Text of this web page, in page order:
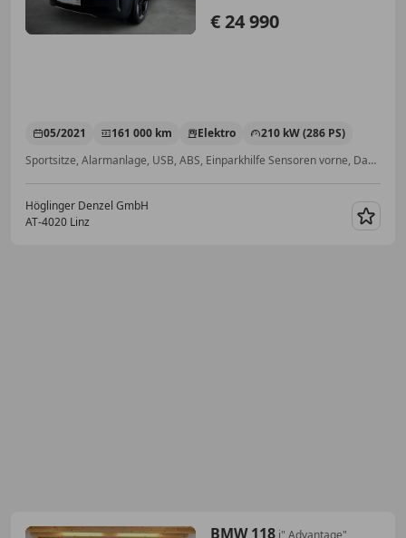
€ 24 990
05/2021 161 000 km Elektro
210 kW (286 PS)
Sportsitze, Alarmanlage, USB, ABS, Einparkhilfe Sensoren vorne, Dachreling, DAB-Radio, Bluetooth
Höglinger Denzel GmbH
AT-4020 Linz
BMW 118 i" Advantage"